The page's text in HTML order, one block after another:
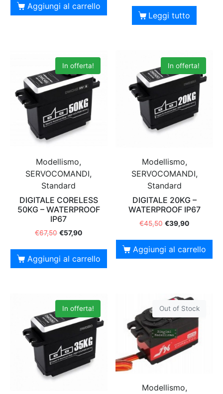
Aggiungi al carrello
Leggi tutto
In offerta!
Modellismo,
SERVOCOMANDI,
Standard
DIGITALE CORELESS
50KG – WATERPROOF
IP67
€67,50 €57,90
Aggiungi al carrello
In offerta!
Modellismo,
SERVOCOMANDI,
Standard
DIGITALE 20KG –
WATERPROOF IP67
€45,50 €39,90
Aggiungi al carrello
In offerta! Out of Stock
Modellismo,